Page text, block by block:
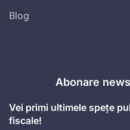
Blog
Abonare
Vei primi ultimele spețe
fiscale!